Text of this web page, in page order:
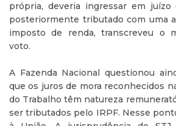
própria, deveria ingressar em juízo
posteriormente tributado com uma
imposto de renda, transcreveu o
voto.
A Fazenda Nacional questionou
que os juros de mora reconhecidos
do Trabalho têm natureza
ser tributados pelo IRPF. Nesse